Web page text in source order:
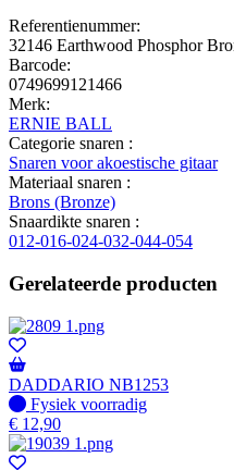
Referentienummer:
32146 Earthwood Phosphor
Barcode:
0749699121466
Merk:
ERNIE BALL
Categorie snaren :
Snaren voor akoestische gitaar
Materiaal snaren :
Brons (Bronze)
Snaardikte snaren :
012-016-024-032-044-054
Gerelateerde producten
DADDARIO NB1253
Fysiek voorradig
Fysiek voorradig
€ 12,90